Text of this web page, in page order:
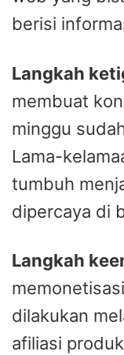
berisi
Langkah
membuat
minggu
Lama-
tumbuh
dipercaya di
Langkah
dilakukan
afiliasi